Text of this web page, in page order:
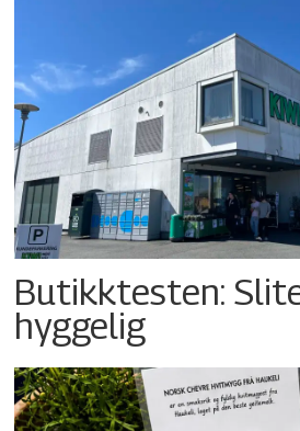
Butikktesten:
hyggelig